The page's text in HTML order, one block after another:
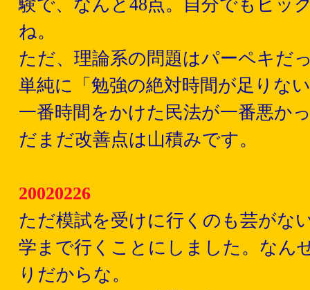
験で、なんと48点。自分でもビッ
ね。
ただ、理論系の問題はパーペキだ
単純に「勉強の絶対時間が足りな
一番時間をかけた民法が一番悪か
だまだ改善点は山積みです。
20020226
ただ模試を受けに行くのも芸がな
学まで行くことにしました。なん
りだからな。